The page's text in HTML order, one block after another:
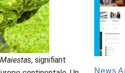
Maiestas, signifiant
News